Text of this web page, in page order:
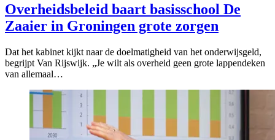
Overheidsbeleid baart basisschool De
Zaaier in Groningen grote zorgen
Dat het kabinet kijkt naar de doelmatigheid van het onderwijsgeld,
begrijpt Van Rijswijk. „Je wilt als overheid geen grote lappendeken
van allemaal…